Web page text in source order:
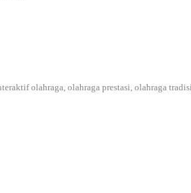
olahraga, olahraga prestasi, olahraga